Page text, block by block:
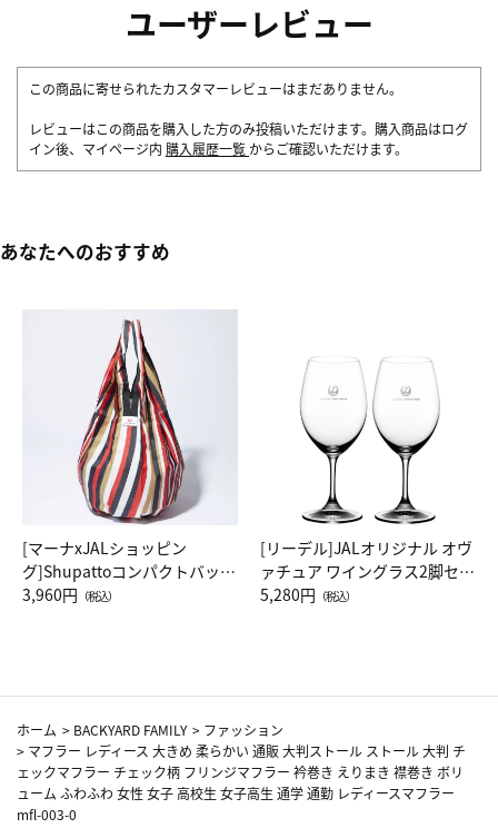
ユーザーレビュー
この商品に寄せられたカスタマーレビューはまだありません。
レビューはこの商品を購入した方のみ投稿いただけます。購入商品はログ
イン後、マイページ内 購入履歴一覧 からご確認いただけます。
あなたへのおすすめ
[マーナxJALショッピン
グ]Shupattoコンパクトバッグ
Drop JAL客室乗務員（LC）ス
3,960円 （税込）
[リーデル]JALオリジナル オヴ
ァチュア ワイングラス2脚セッ
ト（レッドワイン）
5,280円 （税込）
ホーム > BACKYARD FAMILY > ファッション
> マフラー レディース 大きめ 柔らかい 通販 大判ストール ストール 大判 チ
ェックマフラー チェック柄 フリンジマフラー 衿巻き えりまき 襟巻き ボリ
ューム ふわふわ 女性 女子 高校生 女子高生 通学 通勤 レディースマフラー
mfl-003-0